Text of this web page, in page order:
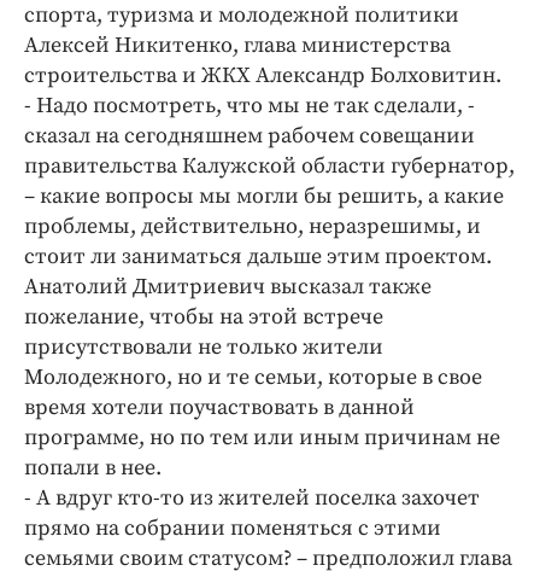
Праздники
Происшествия
Спорт
Экономика и бизнес
ПРОЕКТЫ
Блоги
Издания
Медиаперсона
Интересное чтиво
Клиника года
Бренд года
Работодатель года
спорта, туризма и молодежной политики
Алексей Никитенко, глава министерства
строительства и ЖКХ Александр Болховитин.
- Надо посмотреть, что мы не так сделали, -
сказал на сегодняшнем рабочем совещании
правительства Калужской области губернатор,
– какие вопросы мы могли бы решить, а какие
проблемы, действительно, неразрешимы, и
стоит ли заниматься дальше этим проектом.
Анатолий Дмитриевич высказал также
пожелание, чтобы на этой встрече
присутствовали не только жители
Молодежного, но и те семьи, которые в свое
время хотели поучаствовать в данной
программе, но по тем или иным причинам не
попали в нее.
- А вдруг кто-то из жителей поселка захочет
прямо на собрании поменяться с этими
семьями своим статусом? – предположил глава